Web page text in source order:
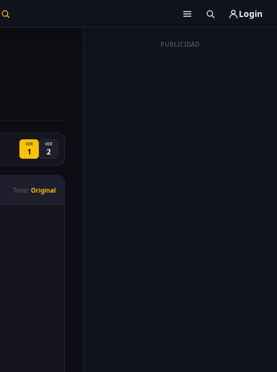
Login
PUBLICIDAD
VER
1
VER
2
Tono: Original